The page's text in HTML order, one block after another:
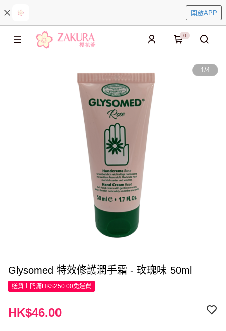
開啟APP
0
1/4
Glysomed 特效修護潤手霜 - 玫瑰味 50ml
送貨上門滿HK$250.00免運費
HK$46.00